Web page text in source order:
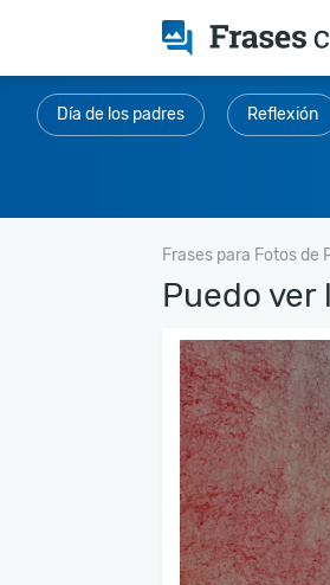
Día de los padres Reflexión
Frases para Fotos de
Puedo ver